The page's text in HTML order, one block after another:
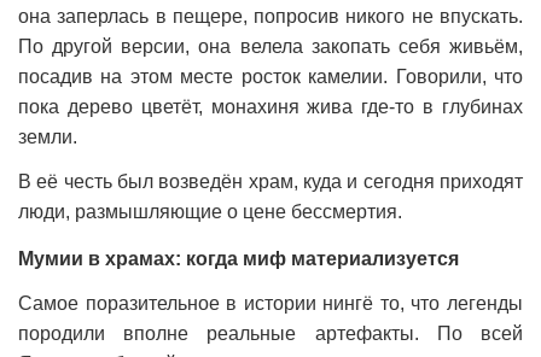
она заперлась в пещере, попросив никого не впускать.
По другой версии, она велела закопать себя живьём,
посадив на этом месте росток камелии. Говорили, что
пока дерево цветёт, монахиня жива где-то в глубинах
земли.
В её честь был возведён храм, куда и сегодня приходят
люди, размышляющие о цене бессмертия.
Мумии в храмах: когда миф материализуется
Самое поразительное в истории нингё то, что легенды
породили вполне реальные артефакты. По всей